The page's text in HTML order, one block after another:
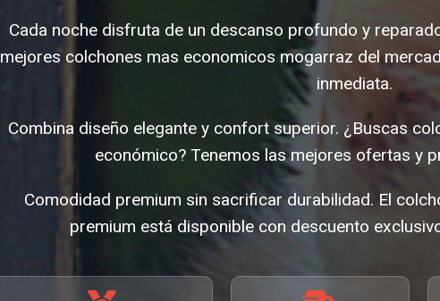
Cada noche disfruta de un descanso profundo y
mejores colchones mas economicos mogarraz del
inmediata.
Combina diseño elegante y confort superior. ¿Buscas
económico? Tenemos las mejores ofertas y
Comodidad premium sin sacrificar durabilidad. El
premium está disponible con descuento